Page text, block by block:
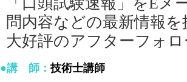
問内容などの最新情報
大好評のアフターフォ
●講 師：技術士講師